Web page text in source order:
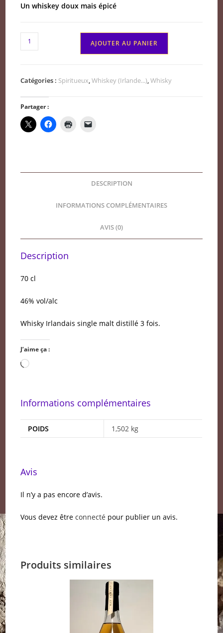
Un whiskey doux mais épicé
quantité
de
whiskey
single
malt
AJOUTER AU PANIER
Catégories : Spiritueux ,Whiskey (Irlande...) ,Whisky
Partager :
DESCRIPTION
INFORMATIONS COMPLÉMENTAIRES
AVIS (0)
Description
70 cl
46% vol/alc
Whisky Irlandais single malt distillé 3 fois.
J’aime ça :
Chargement…
Informations complémentaires
POIDS 1,502 kg
Avis
Il n’y a pas encore d’avis.
Vous devez êtreconnecté pour publier un avis.
Produits similaires